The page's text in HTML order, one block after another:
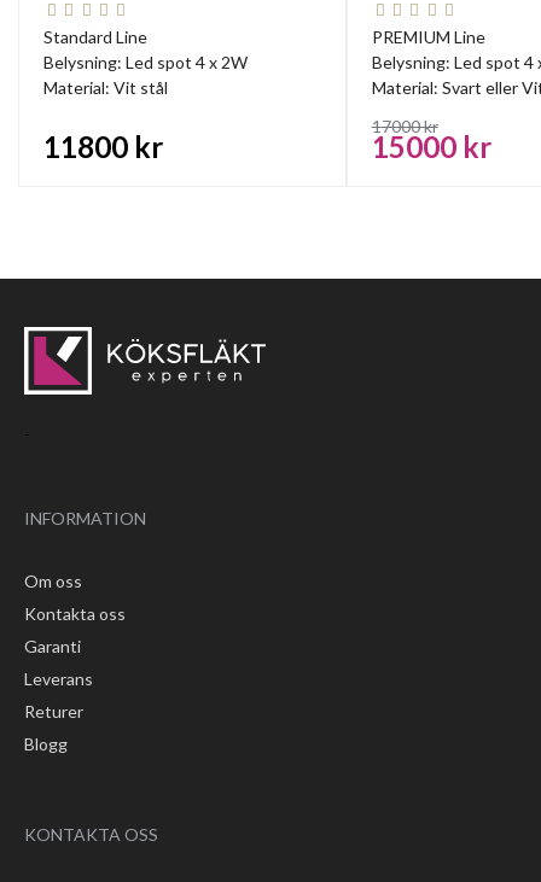
11800 kr
Standard Line
Belysning: Led spot 4 x 2W
Material: Vit stål
15000 kr
17000 kr
PREMIUM Line
Belysning: Led spot 4
Material: Svart eller
-
INFORMATION
Om oss
Kontakta oss
Garanti
Leverans
Returer
Blogg
KONTAKTA OSS